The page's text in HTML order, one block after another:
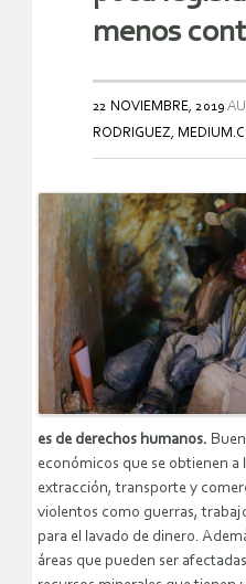
menos
22 NOVIEMBRE, 2019
RODRIGUEZ,
es de derechos humanos.
económicos que se obtienen a
extracción, transporte y
violentos como guerras,
para el lavado de dinero.
áreas que pueden ser